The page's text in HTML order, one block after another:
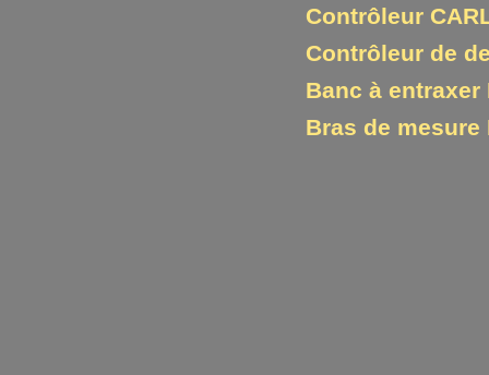
Contrôleur
Contrôleur de
Banc à entraxer
Bras de mesure